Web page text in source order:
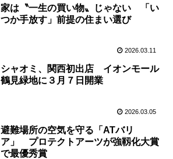
家は〝一生の買い物〟じゃない 「い
つか手放す」前提の住まい選び
2026.03.11
シャオミ、関西初出店 イオンモール
鶴見緑地に３月７日開業
2026.03.05
避難場所の空気を守る「ATバリ
ア」 プロテクトアーツが強靱化大賞
で最優秀賞